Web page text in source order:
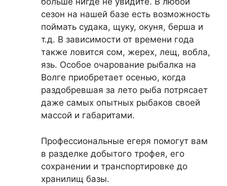
сезон на нашей базе есть возможность
поймать судака, щуку, окуня, берша и
т.д. В зависимости от времени года
также ловится сом, жерех, лещ, вобла,
язь. Особое очарование рыбалка на
Волге приобретает осенью, когда
раздобревшая за лето рыба потрясает
даже самых опытных рыбаков своей
массой и габаритами.
Профессиональные егеря помогут вам
в разделке добытого трофея, его
сохранении и транспортировке до
хранилищ базы.